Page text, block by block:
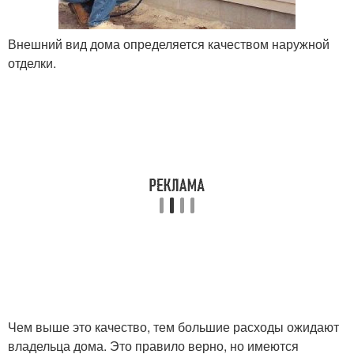
Внешний вид дома определяется качеством наружной
отделки.
Чем выше это качество, тем большие расходы ожидают
владельца дома. Это правило верно, но имеются